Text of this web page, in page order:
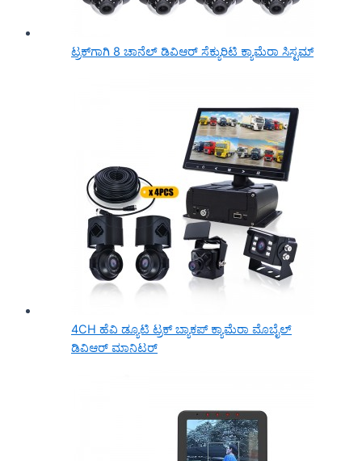
ಟ್ರಕ್‌ಗಾಗಿ 8 ಚಾನೆಲ್ ಡಿವಿಆರ್ ಸೆಕ್ಯುರಿಟಿ ಕ್ಯಾಮೆರಾ ಸಿಸ್ಟಮ್
4CH ಹೆವಿ ಡ್ಯೂಟಿ ಟ್ರಕ್ ಬ್ಯಾಕಪ್ ಕ್ಯಾಮೆರಾ ಮೊಬೈಲ್
ಡಿವಿಆರ್ ಮಾನಿಟರ್